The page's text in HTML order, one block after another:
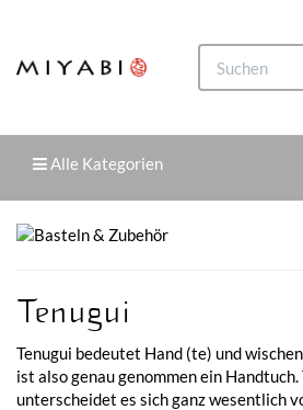
Alle Kategorien
Tenugui
Tenugui bedeutet Hand (te) und
ist also genau genommen ein
unterscheidet es sich ganz wesentlich